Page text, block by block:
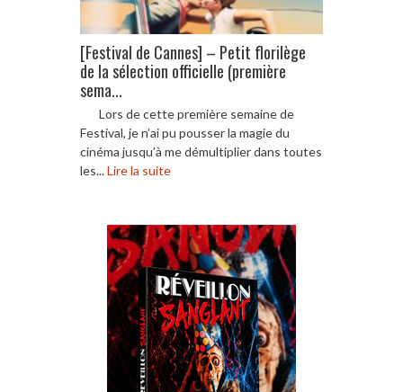
[Festival de Cannes] – Petit florilège
de la sélection officielle (première
sema...
Lors de cette première semaine de
Festival, je n’ai pu pousser la magie du
cinéma jusqu’à me démultiplier dans toutes
les...Lire la suite